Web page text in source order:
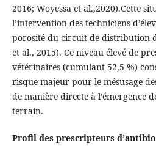
2016; Woyessa et al.,2020).Cette
l’intervention des techniciens
porosité du circuit de distribution
et al., 2015). Ce niveau élevé de
vétérinaires (cumulant 52,5 %)
risque majeur pour le mésusage
de manière directe à l’émergence
terrain.
Profil des prescripteurs